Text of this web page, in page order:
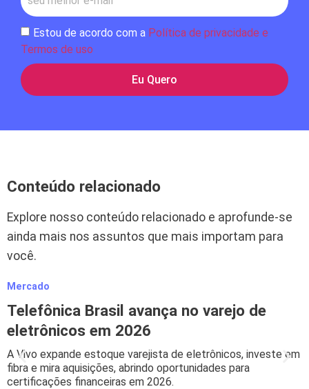
Estou de acordo com a Política de privacidade e
Termos de uso
Eu Quero
Conteúdo relacionado
Explore nosso conteúdo relacionado e aprofunde-se
ainda mais nos assuntos que mais importam para
você.
Mercado
Telefônica Brasil avança no varejo de
eletrônicos em 2026
A Vivo expande estoque varejista de eletrônicos, investe em
fibra e mira aquisições, abrindo oportunidades para
certificações financeiras em 2026.